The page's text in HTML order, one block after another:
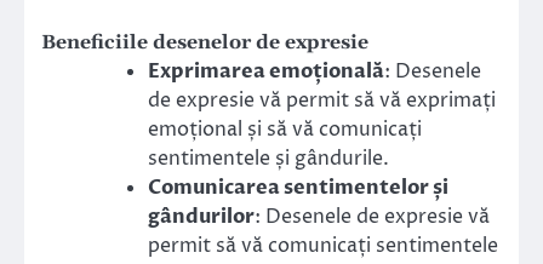
Beneficiile desenelor de expresie
Exprimarea emoțională: Desenele
de expresie vă permit să vă exprimați
emoțional și să vă comunicați
sentimentele și gândurile.
Comunicarea sentimentelor și
gândurilor: Desenele de expresie vă
permit să vă comunicați sentimentele